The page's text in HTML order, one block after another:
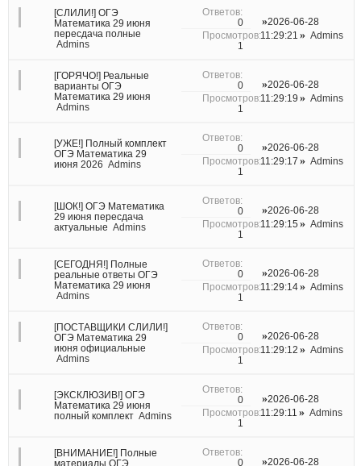
[СЛИЛИ!] ОГЭ
Математика 29 июня
пересдача полные
Admins
0
1
2026-06-28
11:29:21
Admins
[ГОРЯЧО!] Реальные
варианты ОГЭ
Математика 29 июня
Admins
0
1
2026-06-28
11:29:19
Admins
[УЖЕ!] Полный комплект
ОГЭ Математика 29
июня 2026 Admins
0
1
2026-06-28
11:29:17
Admins
[ШОК!] ОГЭ Математика
29 июня пересдача
актуальные Admins
0
1
2026-06-28
11:29:15
Admins
[СЕГОДНЯ!] Полные
реальные ответы ОГЭ
Математика 29 июня
Admins
0
1
2026-06-28
11:29:14
Admins
[ПОСТАВЩИКИ СЛИЛИ!]
ОГЭ Математика 29
июня официальные
Admins
0
1
2026-06-28
11:29:12
Admins
[ЭКСКЛЮЗИВ!] ОГЭ
Математика 29 июня
полный комплект Admins
0
1
2026-06-28
11:29:11
Admins
[ВНИМАНИЕ!] Полные
материалы ОГЭ
0 2026-06-28